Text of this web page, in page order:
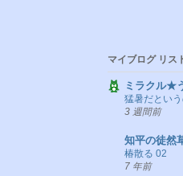
マイブログ リス
ミラクル★
猛暑だとい
3 週間前
知平の徒然
椿散る 02
7 年前